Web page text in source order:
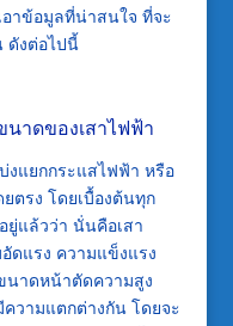
าข้อมูลที่น่าสนใจ ที่จะ
ดังต่อไปนี้
าดของเสาไฟฟ้า
แยกกระแสไฟฟ้า หรือ
ตรง โดยเบื้องต้นทุก
แล้วว่า นั่นคือเสา
ดแรง ความแข็งแรง
นาดหน้าตัดความสูง
วามแตกต่างกัน โดยจะ